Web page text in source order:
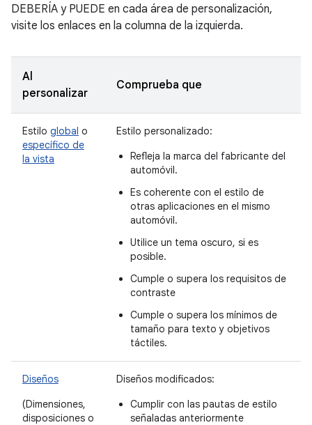
DEBERÍA y PUEDE en cada área de personalización,
visite los enlaces en la columna de la izquierda.
Al
personalizar
Comprueba que
Estilo global o
específico de
la vista
Estilo personalizado:
Refleja la marca del fabricante del
automóvil.
Es coherente con el estilo de
otras aplicaciones en el mismo
automóvil.
Utilice un tema oscuro, si es
posible.
Cumple o supera los requisitos de
contraste
Cumple o supera los mínimos de
tamaño para texto y objetivos
táctiles.
Diseños
(Dimensiones,
disposiciones o
Diseños modificados:
Cumplir con las pautas de estilo
señaladas anteriormente